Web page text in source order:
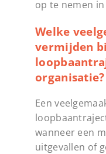
op te nemen
Welke
vermijden
organisatie?
Een
wanneer een
uitgevallen of